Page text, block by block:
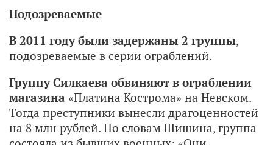
Подозреваемые
В 2011 году были задержаны 2 группы,
подозреваемые в серии ограблений.
Группу Силкаева обвиняют в ограблении
магазина «Платина Кострома» на Невском.
Тогда преступники вынесли драгоценностей
на 8 млн рублей. По словам Шишина, группа